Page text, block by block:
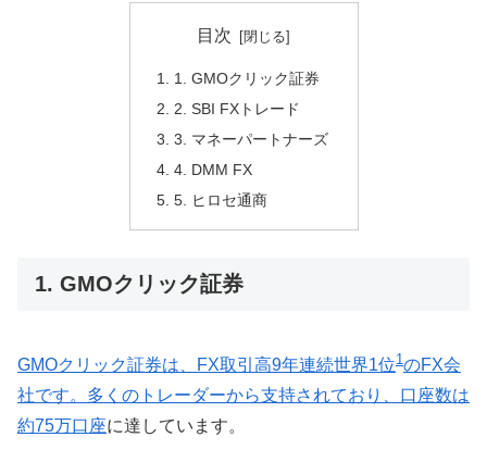
目次
1. GMOクリック証券
2. SBI FXトレード
3. マネーパートナーズ
4. DMM FX
5. ヒロセ通商
1. GMOクリック証券
GMOクリック証券は、FX取引高9年連続世界1位1 のFX会
社です。多くのトレーダーから支持されており、口座数は
約75万口座に達しています。